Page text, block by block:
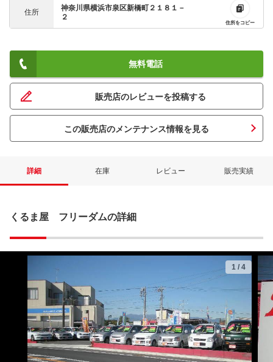
住所
神奈川県横浜市泉区新橋町２１８１－
２
住所をコピー
無料電話
販売店のレビューを投稿する
この販売店のメンテナンス情報を見る
詳細 在庫 レビュー 販売実績
くるま屋 フリーダムの詳細
1 / 4